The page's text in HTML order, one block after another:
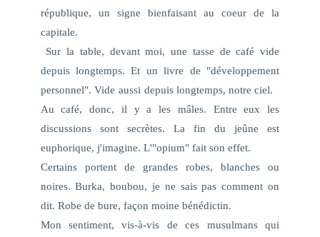
république, un signe bienfaisant au coeur de la
capitale.
Sur la table, devant moi, une tasse de café vide
depuis longtemps. Et un livre de "développement
personnel". Vide aussi depuis longtemps, notre ciel.
Au café, donc, il y a les mâles. Entre eux les
discussions sont secrètes. La fin du jeûne est
euphorique, j'imagine. L'"opium" fait son effet.
Certains portent de grandes robes, blanches ou
noires. Burka, boubou, je ne sais pas comment on
dit. Robe de bure, façon moine bénédictin.
Mon sentiment, vis-à-vis de ces musulmans qui